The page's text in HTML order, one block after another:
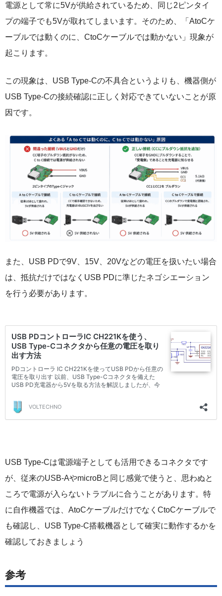
電源として常に5Vが供給されているため、同じ2ピンタイ
プの端子でも5Vが取れてしまいます。そのため、「AtoCケ
ーブルでは動くのに、CtoCケーブルでは動かない」現象が
起こります。
この現象は、USB Type-Cの不具合というよりも、機器側が
USB Type-Cの接続確認に正しく対応できていないことが原
因です。
また、USB PDで9V、15V、20Vなどの電圧を扱いたい場合
は、抵抗だけではなくUSB PDに準じたネゴシエーション
を行う必要があります。
USB Type-Cは電源端子としても活用できるコネクタです
が、従来のUSB-AやmicroBと同じ感覚で使うと、思わぬと
ころで電源が入らないトラブルに合うことがあります。特
に自作機器では、AtoCケーブルだけでなくCtoCケーブルで
も確認し、USB Type-C搭載機器として確実に動作するかを
確認しておきましょう
参考